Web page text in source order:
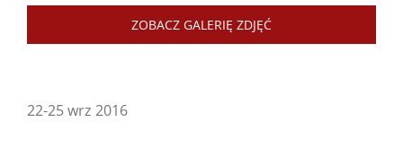
ZOBACZ GALERIĘ ZDJĘĆ
22-25 wrz 2016